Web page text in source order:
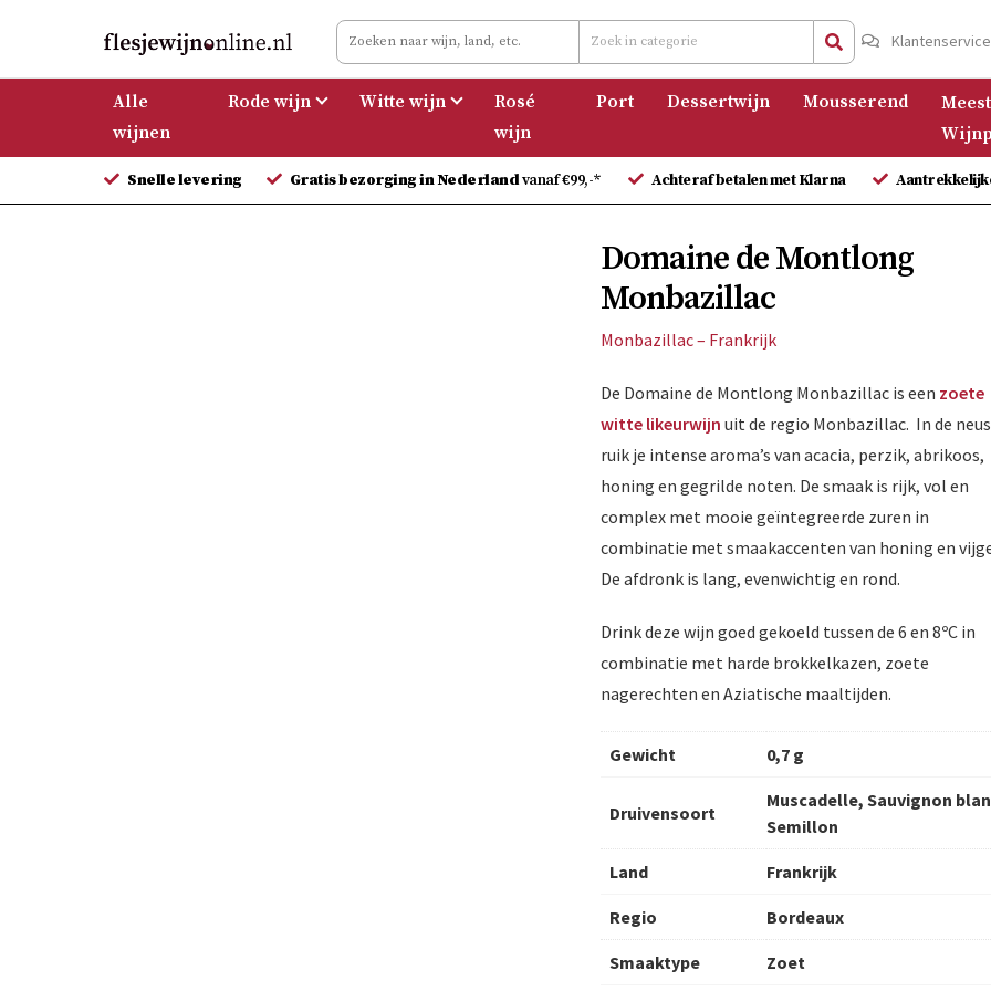
de
Klantenservice
Alle
wijnen
Rode wijn Witte wijn
Rosé
wijn
Port Dessertwijn Mousserend
Snelle levering Gratis bezorging in Nederlandvanaf €99,-* Achteraf betalen met Klarna
Domaine de Montlong
Monbazillac
Monbazillac – Frankrijk
De Domaine de Montlong Monbazillac is een zoete
witte likeurwijn uit de regio Monbazillac. In de neus
ruik je intense aroma’s van acacia, perzik, abrikoos,
honing en gegrilde noten. De smaak is rijk, vol en
complex met mooie geïntegreerde zuren in
combinatie met smaakaccenten van honing en
De afdronk is lang, evenwichtig en rond.
Drink deze wijn goed gekoeld tussen de 6 en 8ºC in
combinatie met harde brokkelkazen, zoete
nagerechten en Aziatische maaltijden.
Gewicht 0,7 g
Druivensoort
Muscadelle, Sauvignon
Semillon
Land Frankrijk
Regio Bordeaux
Smaaktype Zoet